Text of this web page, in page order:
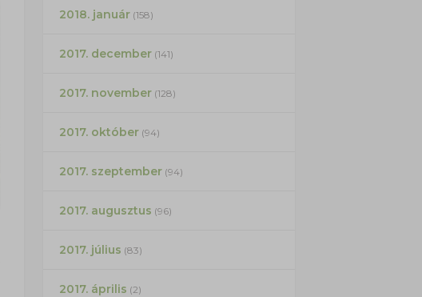
2018. január(158)
2017. december(141)
2017. november(128)
2017. október(94)
2017. szeptember(94)
2017. augusztus (96)
2017. július (83)
2017. április (2)